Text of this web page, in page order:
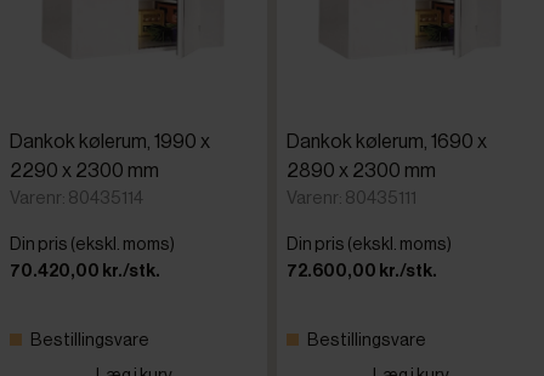
Dankok kølerum, 1990 x
2290 x 2300 mm
Varenr: 80435114
Din pris (ekskl. moms)
70.420,00 kr./stk.
Bestillingsvare
Dankok kølerum, 1690 x
2890 x 2300 mm
Varenr: 80435111
Din pris (ekskl. moms)
72.600,00 kr./stk.
Bestillingsvare